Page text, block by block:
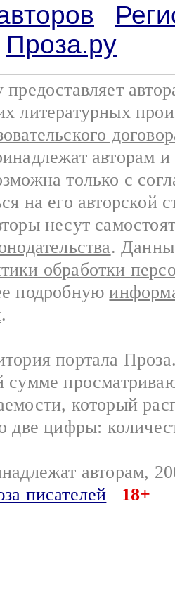
Проза.ру
литературных
авторам
только с
на его авторской
несут
.
обработки
подробную
.
портала
сумме
который
две цифры:
авторам,
писателей
18+